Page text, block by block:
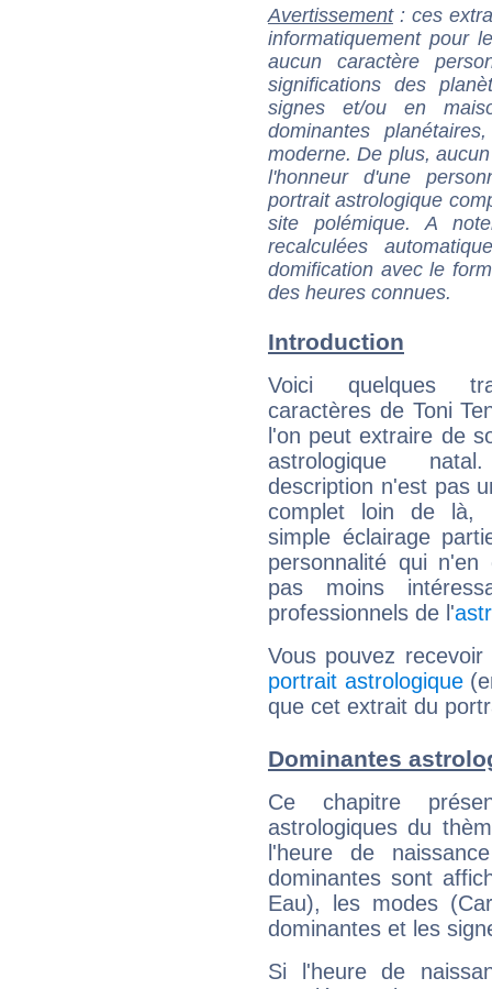
Avertissement: ces
informatiquement pour
aucun caractère
significations des
signes et/ou en
dominantes
moderne. De plus,
l'honneur d'une
portrait astrologique
site polémique. A
recalculées
domification avec le
des heures connues.
Introduction
Voici quelques
caractères de Toni
l'on peut extraire de
astrologique
description n'est pas
complet loin de là,
simple éclairage
personnalité qui n'en
pas moins
professionnels de l'
Vous pouvez
portrait astrologique
que cet extrait du
Dominantes
Ce chapitre
astrologiques du
l'heure de
dominantes sont
Eau), les modes
dominantes et les
Si l'heure de